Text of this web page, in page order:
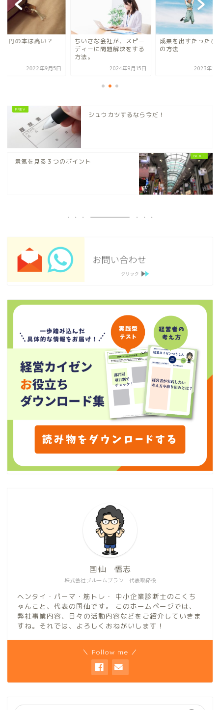
０円の本は高い？
2022年9月5日
ちいさな会社が、スピー
ディーに問題解決をする
方法。
2024年9月15日
成果を出すたったひ
の方法
2023年2
シュウカツするなら今だ！
景気を見る３つのポイント
株式会社ブルームプラン 代表取締役
国仙 悟志
ヘンタイ・パーマ・筋トレ・ 中小企業診断士のこくち
ゃんこと、代表の国仙です。 このホームページでは、
弊社事業内容、日々の活動内容などをご紹介していきま
すね。それでは、よろしくおねがいします！
＼ Follow me ／